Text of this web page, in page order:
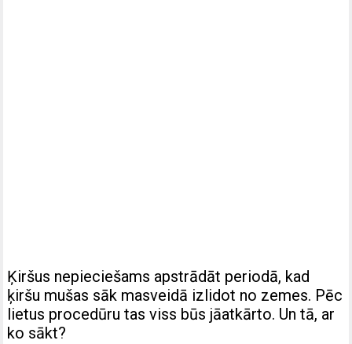
Ķiršus nepieciešams apstrādāt periodā, kad
ķiršu mušas sāk masveidā izlidot no zemes. Pēc
lietus procedūru tas viss būs jāatkārto. Un tā, ar
ko sākt?